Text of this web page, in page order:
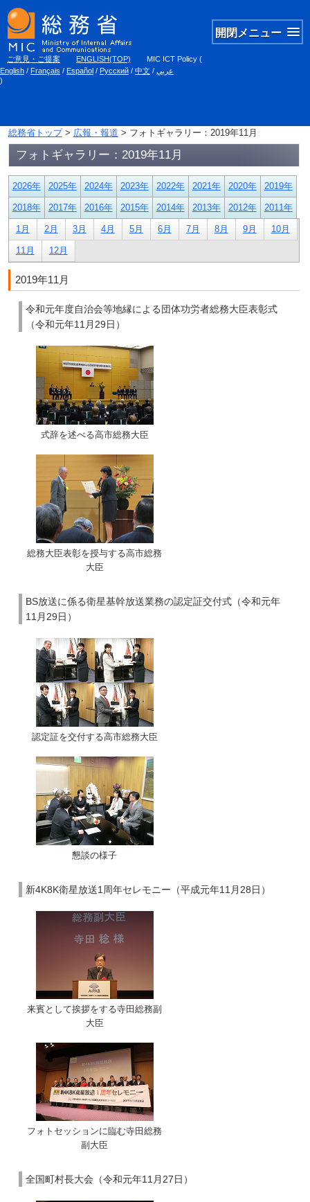
開閉メニュー
ご意見・ご提案 ENGLISH(TOP) MIC ICT Policy (
English / Français / Español / Русский / 中文 / عربي
)
総務省トップ> 広報・報道 > フォトギャラリー：2019年11月
フォトギャラリー：2019年11月
2026年 2025年 2024年 2023年 2022年 2021年 2020年 2019年
2018年 2017年 2016年 2015年 2014年 2013年 2012年 2011年
1月 2月 3月 4月 5月 6月 7月 8月 9月 10月
11月 12月
2019年11月
令和元年度自治会等地縁による団体功労者総務大臣表彰式
（令和元年11月29日）
式辞を述べる高市総務大臣
総務大臣表彰を授与する高市総務
大臣
BS放送に係る衛星基幹放送業務の認定証交付式（令和元年
11月29日）
認定証を交付する高市総務大臣
懇談の様子
新4K8K衛星放送1周年セレモニー（平成元年11月28日）
来賓として挨拶をする寺田総務副
大臣
フォトセッションに臨む寺田総務
副大臣
全国町村長大会（令和元年11月27日）